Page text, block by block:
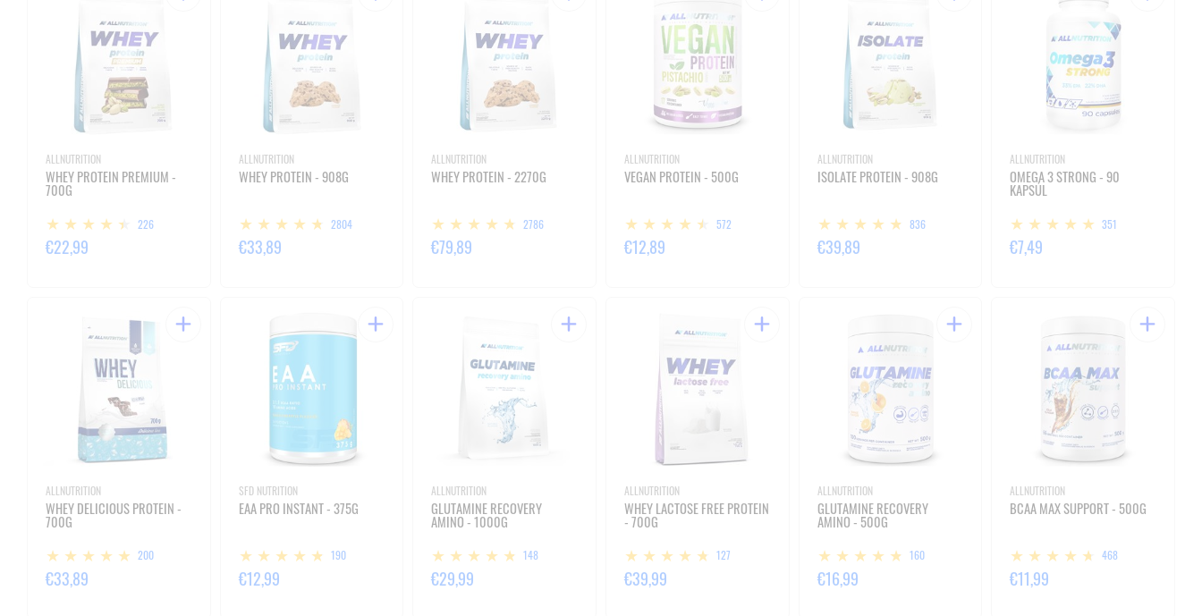
ALLNUTRITION
WHEY PROTEIN PREMIUM -
700G
226
€22,99
ALLNUTRITION
WHEY PROTEIN - 908G
2804
€33,89
ALLNUTRITION
WHEY PROTEIN - 2270G
2786
€79,89
ALLNUTRITION
VEGAN PROTEIN - 500G
572
€12,89
ALLNUTRITION
ISOLATE PROTEIN - 908G
836
€39,89
ALLNUTRITION
OMEGA 3 STRONG - 90
KAPSÚL
351
€7,49
ALLNUTRITION
WHEY DELICIOUS PROTEIN -
700G
200
€33,89
SFD NUTRITION
EAA PRO INSTANT - 375G
190
€12,99
ALLNUTRITION
GLUTAMINE RECOVERY
AMINO - 1000G
148
€29,99
ALLNUTRITION
WHEY LACTOSE FREE PROTEIN
- 700G
127
€39,99
ALLNUTRITION
GLUTAMINE RECOVERY
AMINO - 500G
160
€16,99
ALLNUTRITION
BCAA MAX SUPPORT - 500G
468
€11,99